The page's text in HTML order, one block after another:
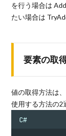
を行う場合は
たい場合は
要素の取
値の取得方法は
使用する方法の2
C#